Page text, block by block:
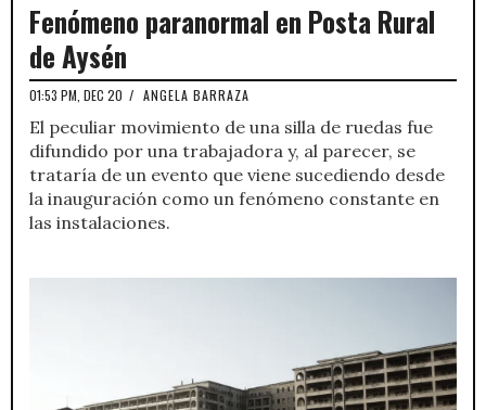
Fenómeno paranormal en Posta Rural
de Aysén
01:53 PM, DEC 20 / ANGELA BARRAZA
El peculiar movimiento de una silla de ruedas fue
difundido por una trabajadora y, al parecer, se
trataría de un evento que viene sucediendo desde
la inauguración como un fenómeno constante en
las instalaciones.